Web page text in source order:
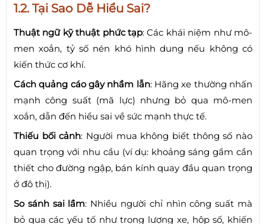
1.2. Tại Sao Dễ Hiểu Sai?
Thuật ngữ kỹ thuật phức tạp: Các khái niệm như mô-
men xoắn, tỷ số nén khó hình dung nếu không có
kiến thức cơ khí.
Cách quảng cáo gây nhầm lẫn: Hãng xe thường nhấn
mạnh công suất (mã lực) nhưng bỏ qua mô-men
xoắn, dẫn đến hiểu sai về sức mạnh thực tế.
Thiếu bối cảnh: Người mua không biết thông số nào
quan trọng với nhu cầu (ví dụ: khoảng sáng gầm cần
thiết cho đường ngập, bán kính quay đầu quan trọng
ở đô thị).
So sánh sai lầm: Nhiều người chỉ nhìn công suất mà
bỏ qua các yếu tố như trọng lượng xe, hộp số, khiến